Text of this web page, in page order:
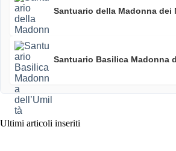
Santuario della Madonna dei
Santuario Basilica Madonna
Ultimi articoli inseriti